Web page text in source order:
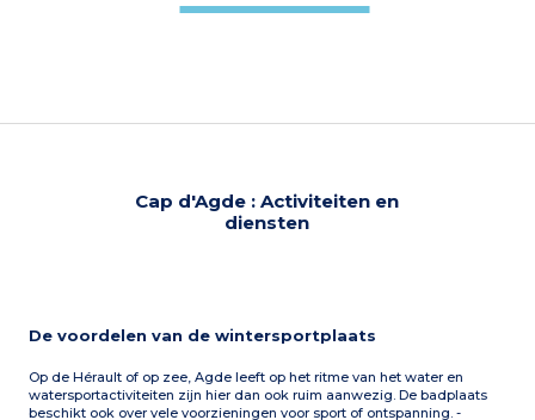
Cap d'Agde : Activiteiten en
diensten
De voordelen van de wintersportplaats
Op de Hérault of op zee, Agde leeft op het ritme van het water en
watersportactiviteiten zijn hier dan ook ruim aanwezig. De badplaats
beschikt ook over vele voorzieningen voor sport of ontspanning. -